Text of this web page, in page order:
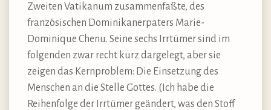
Zweiten Vatikanum zusammenfaßte, des
französischen Dominikanerpaters Marie-
Dominique Chenu. Seine sechs Irrtümer sind im
folgenden zwar recht kurz dargelegt, aber sie
zeigen das Kernproblem: Die Einsetzung des
Menschen an die Stelle Gottes. (Ich habe die
Reihenfolge der Irrtümer geändert, was den Stoff